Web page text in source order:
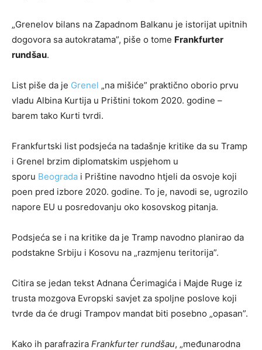
„Grenelov bilans na Zapadnom Balkanu je istorijat upitnih
dogovora sa autokratama”, piše o tome Frankfurter
rundšau.
List piše da je Grenel „na mišiće” praktično oborio prvu
vladu Albina Kurtija u Prištini tokom 2020. godine –
barem tako Kurti tvrdi.
Frankfurtski list podsjeća na tadašnje kritike da su Tramp
i Grenel brzim diplomatskim uspjehom u
sporu Beograda i Prištine navodno htjeli da osvoje koji
poen pred izbore 2020. godine. To je, navodi se, ugrozilo
napore EU u posredovanju oko kosovskog pitanja.
Podsjeća se i na kritike da je Tramp navodno planirao da
podstakne Srbiju i Kosovu na „razmjenu teritorija”.
Citira se jedan tekst Adnana Ćerimagića i Majde Ruge iz
trusta mozgova Evropski savjet za spoljne poslove koji
tvrde da će drugi Trampov mandat biti posebno „opasan”.
Kako ih parafrazira Frankfurter rundšau, „međunarodna